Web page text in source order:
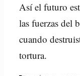
Así el futuro
las fuerzas del
cuando
tortura.